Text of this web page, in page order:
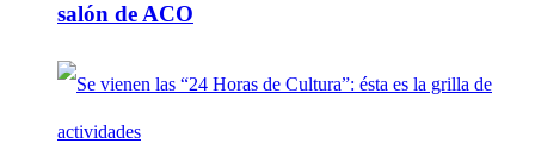
salón de ACO